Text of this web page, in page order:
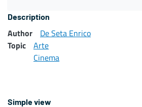
Description
Author
De Seta Enrico
Topic
Arte
Cinema
Simple view